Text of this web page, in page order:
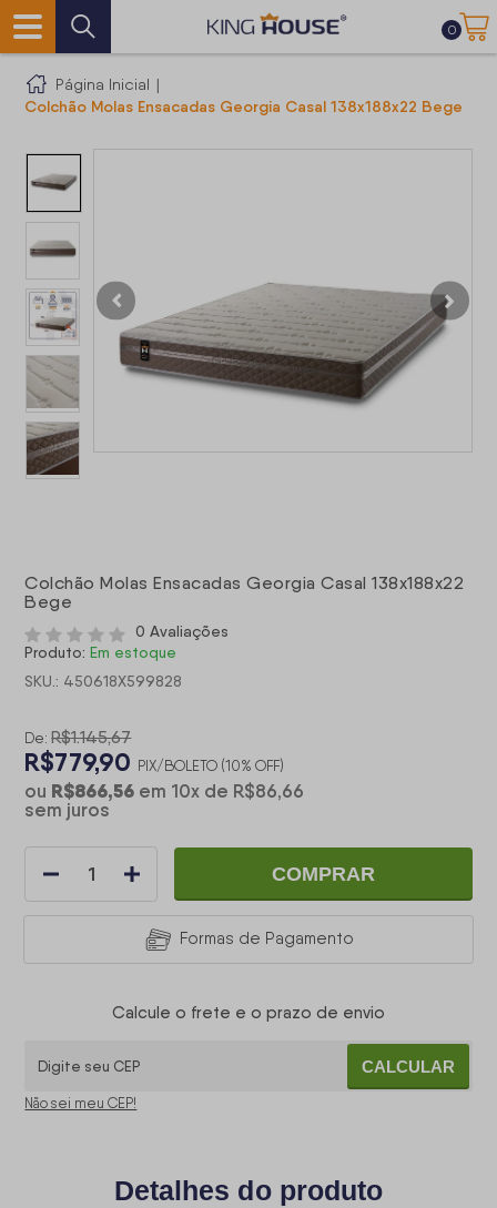
0
Página Inicial |
Colchão Molas Ensacadas Georgia Casal 138x188x22 Bege
Colchão Molas Ensacadas Georgia Casal 138x188x22
Bege
0 Avaliações
Produto: Em estoque
SKU.: 450618X599828
De: R$1.145,67
R$779,90 PIX/BOLETO (10% OFF)
ou R$866,56 em 10x de R$86,66
sem juros
COMPRAR
Formas de Pagamento
Calcule o frete e o prazo de envio
CALCULAR
Não sei meu CEP!
Detalhes do produto